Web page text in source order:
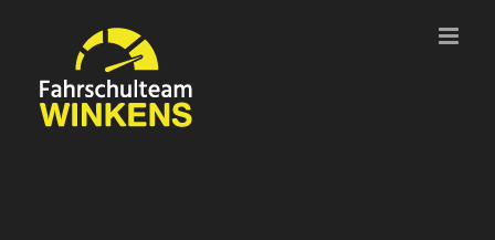
springen